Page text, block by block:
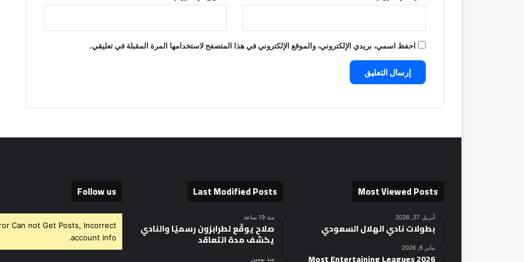
احفظ اسمي، بريدي الإلكتروني، والموقع الإلكتروني في هذا المتصفح لاستخدامها المرة المقبلة في تعليقي.
Most Viewed Posts
أبريل 27, 2026
بطولات نادي الهلال السعودي
يناير 6, 2026
2026 Most Entertaining Leagues
Last Modified Posts
منذ 19 ساعة
صلاح يوقّع لطرابزون رسميًا والنادي
يكشف مدة التعاقد
منذ يومين
Follow us
Can not Get Posts, Incorrect
account info.